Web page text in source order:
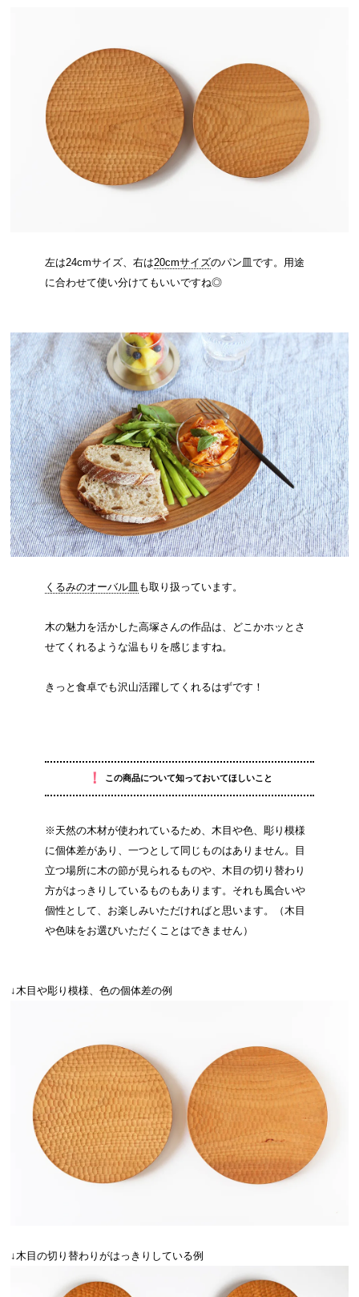
左は24cmサイズ、右は20cmサイズのパン皿です。用途
に合わせて使い分けてもいいですね◎
くるみのオーバル皿 も取り扱っています。
木の魅力を活かした高塚さんの作品は、どこかホッとさ
せてくれるような温もりを感じますね。
きっと食卓でも沢山活躍してくれるはずです！
！ この商品について知っておいてほしいこと
※天然の木材が使われているため、木目や色、彫り模様
に個体差があり、一つとして同じものはありません。目
立つ場所に木の節が見られるものや、木目の切り替わり
方がはっきりしているものもあります。それも風合いや
個性として、お楽しみいただければと思います。（木目
や色味をお選びいただくことはできません）
↓木目や彫り模様、色の個体差の例
↓木目の切り替わりがはっきりしている例